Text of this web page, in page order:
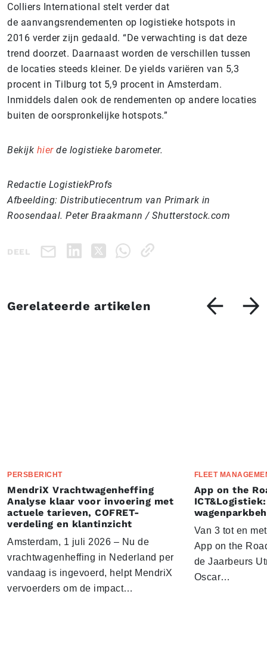
Colliers International stelt verder dat
de aanvangsrendementen op logistieke hotspots in
2016 verder zijn gedaald. “De verwachting is dat deze
trend doorzet. Daarnaast worden de verschillen tussen
de locaties steeds kleiner. De yields variëren van 5,3
procent in Tilburg tot 5,9 procent in Amsterdam.
Inmiddels dalen ook de rendementen op andere locaties
buiten de oorspronkelijke hotspots.”
Bekijk hierde logistieke barometer.
Redactie LogistiekProfs
Afbeelding: Distributiecentrum van Primark in
Roosendaal. Peter Braakmann / Shutterstock.com
DEEL
Gerelateerde artikelen
PERSBERICHT
MendriX Vrachtwagenheffing
Analyse klaar voor invoering met
actuele tarieven, COFRET-
verdeling en klantinzicht
Amsterdam, 1 juli 2026 – Nu de
vrachtwagenheffing in Nederland per
vandaag is ingevoerd, helpt MendriX
vervoerders om de impact…
FLEET
App on the
Van 3 tot en
App on the
de Jaarbeurs
Oscar…